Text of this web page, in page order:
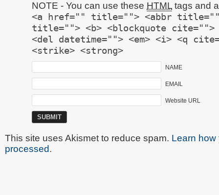
NOTE - You can use these HTML tags and
<a href="" title=""> <abbr title="">
title=""> <b> <blockquote cite="">
<del datetime=""> <em> <i> <q
<strike> <strong>
NAME
EMAIL
Website URL
This site uses Akismet to reduce spam. Learn how
processed.